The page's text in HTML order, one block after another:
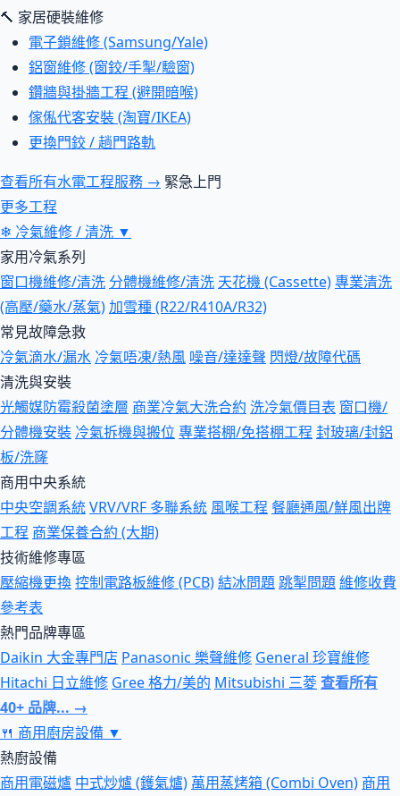
🔨 家居硬裝維修
電子鎖維修 (Samsung/Yale)
鋁窗維修 (窗鉸/手掣/驗窗)
鑽牆與掛牆工程 (避開暗喉)
傢俬代客安裝 (淘寶/IKEA)
更換門鉸 / 趟門路軌
查看所有水電工程服務 → 緊急上門
更多工程
❄ 冷氣維修 / 清洗 ▼
家用冷氣系列
窗口機維修/清洗 分體機維修/清洗 天花機 (Cassette)專業清洗
(高壓/藥水/蒸氣)加雪種 (R22/R410A/R32)
常見故障急救
冷氣滴水/漏水 冷氣唔凍/熱風 噪音/達達聲 閃燈/故障代碼
清洗與安裝
光觸媒防霉殺菌塗層 商業冷氣大洗合約 洗冷氣價目表 窗口機/
分體機安裝 冷氣拆機與搬位 專業搭棚/免搭棚工程 封玻璃/封鋁
板/洗窿
商用中央系統
中央空調系統VRV/VRF 多聯系統 風喉工程 餐廳通風/鮮風出牌
工程 商業保養合約 (大期)
技術維修專區
壓縮機更換控制電路板維修 (PCB)結冰問題跳掣問題維修收費
參考表
熱門品牌專區
Daikin 大金專門店 Panasonic 樂聲維修 General 珍寶維修
Hitachi 日立維修 Gree 格力/美的 Mitsubishi 三菱查看所有
40+ 品牌... →
🍴 商用廚房設備 ▼
熱廚設備
商用電磁爐 中式炒爐 (鑊氣爐) 萬用蒸烤箱 (Combi Oven) 商用